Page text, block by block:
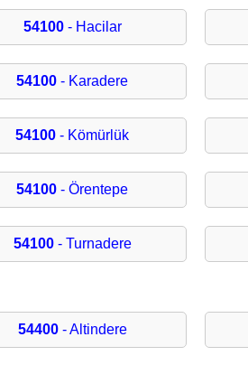
54100- Hacilar
54100 - Karadere
54100 - Kömürlük
54100 - Örentepe
54100- Turnadere
54400- Altindere